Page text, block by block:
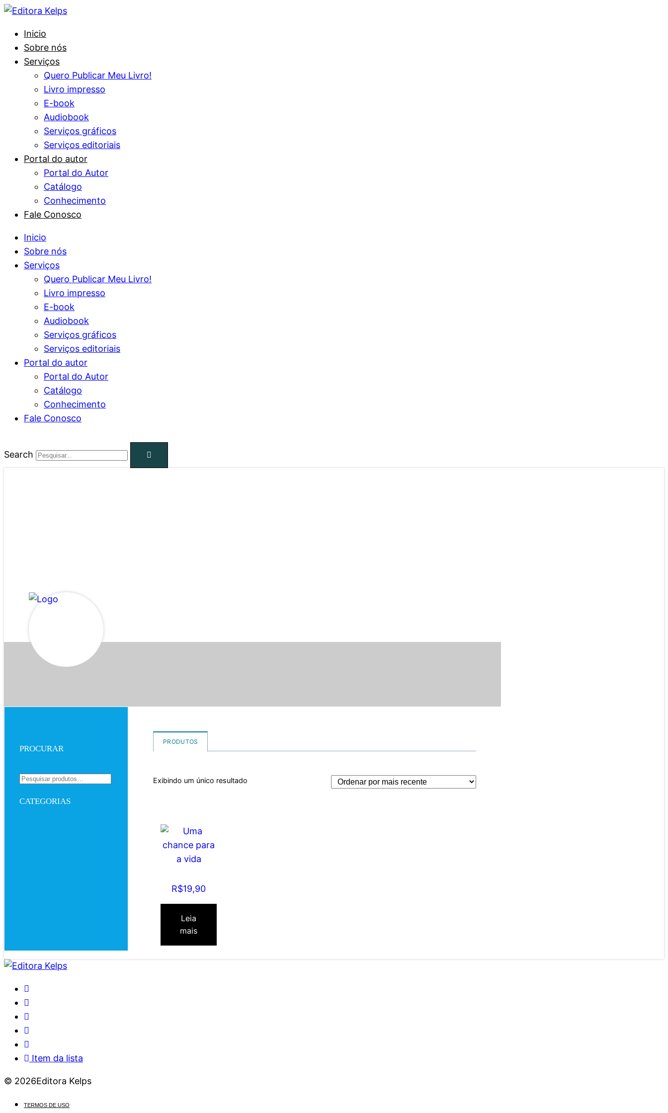
Inicio
Sobre nós
Serviços
Quero Publicar Meu Livro!
Livro impresso
E-book
Audiobook
Serviços gráficos
Serviços editoriais
Portal do autor
Portal do Autor
Catálogo
Conhecimento
Fale Conosco
Inicio
Sobre nós
Serviços
Quero Publicar Meu Livro!
Livro impresso
E-book
Audiobook
Serviços gráficos
Serviços editoriais
Portal do autor
Portal do Autor
Catálogo
Conhecimento
Fale Conosco
Search
PRODUTOS
Exibindo um único resultado
R$19,90
Leia
mais
PROCURAR
Pesquisar
CATEGORIAS
Item da lista
© 2026Editora Kelps
TERMOS DE USO